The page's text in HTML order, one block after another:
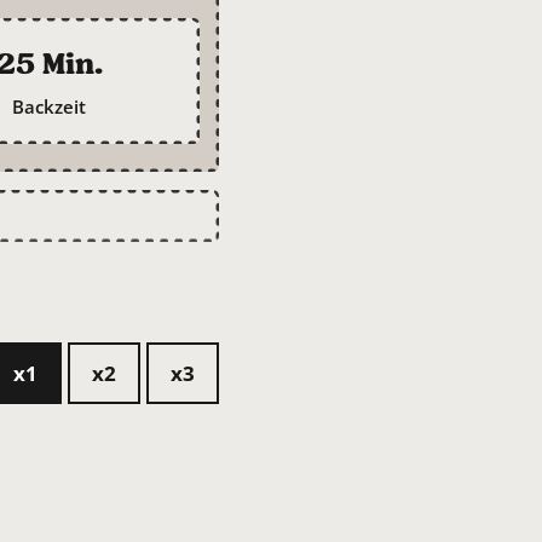
Min.
Backzeit
x1 x2 x3